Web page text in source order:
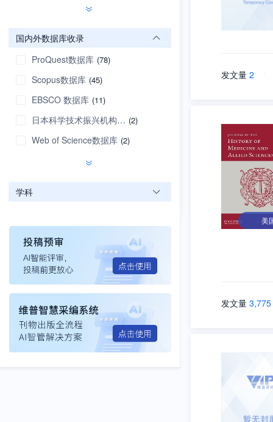
国内外数据库收录
ProQuest数据库 (78)
Scopus数据库 (45)
EBSCO 数据库 (11)
日本科学技术振兴机构数据库 (2)
Web of Science数据库 (2)
学科
发文量 2
美
发文量 3,775